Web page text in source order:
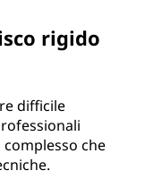
rigido
difficile
che